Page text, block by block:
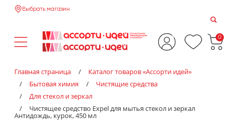
Выбрать магазин
0
Главная страница /
Каталог товаров «‎Ассорти идей»‎
/
Бытовая химия /
Чистящие средства
/
Для стекол и зеркал
/
Чистящее средство Expel для мытья стекол и зеркал
Антидождь, курок, 450 мл